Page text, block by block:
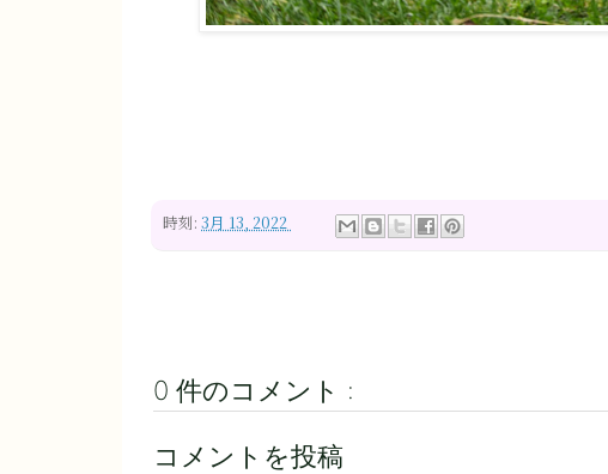
時刻: 3月 13, 2022
0 件のコメント :
コメントを投稿